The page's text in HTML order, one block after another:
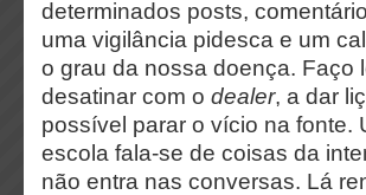
determinados posts,
uma vigilância pidesca e um
o grau da nossa doença. Faço
desatinar com o dealer, a dar
possível parar o vício na fonte.
escola fala-se de coisas da
não entra nas conversas. Lá